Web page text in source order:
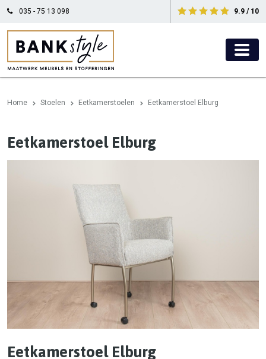
035 - 75 13 098 9.9 / 10
Home Stoelen Eetkamerstoelen Eetkamerstoel Elburg
Eetkamerstoel Elburg
Eetkamerstoel Elburg